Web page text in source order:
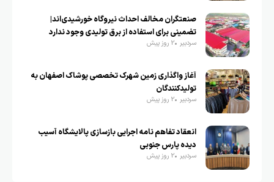
صنعتگران مخالف احداث نیروگاه خورشیدی‌اند|
تضمینی برای استفاده از برق تولیدی وجود ندارد
سردبیر 2 روز پیش
آغاز واگذاری زمین شهرک تخصصی پوشاک اصفهان به
تولیدکنندگان
سردبیر 2 روز پیش
انعقاد تفاهم نامه اجرایی بازسازی پالایشگاه آسیب
دیده پارس جنوبی
سردبیر 2 روز پیش